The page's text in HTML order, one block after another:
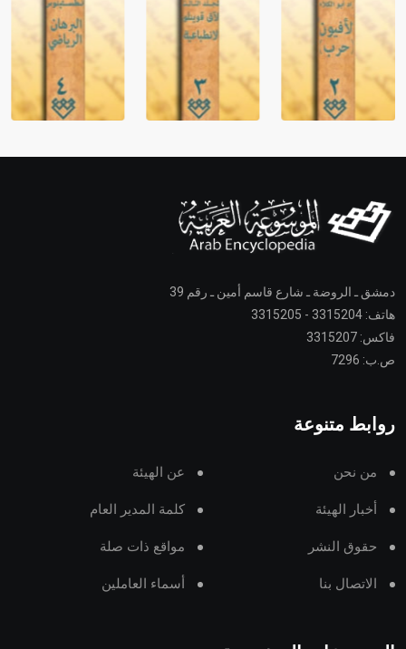
دمشق ـ الروضة ـ شارع قاسم أمين ـ رقم 39
هاتف: 3315204 - 3315205
فاكس: 3315207
ص.ب: 7296
روابط متنوعة
من نحن عن الهيئة
أخبار الهيئة كلمة المدير العام
حقوق النشر مواقع ذات صلة
الاتصال بنا أسماء العاملين